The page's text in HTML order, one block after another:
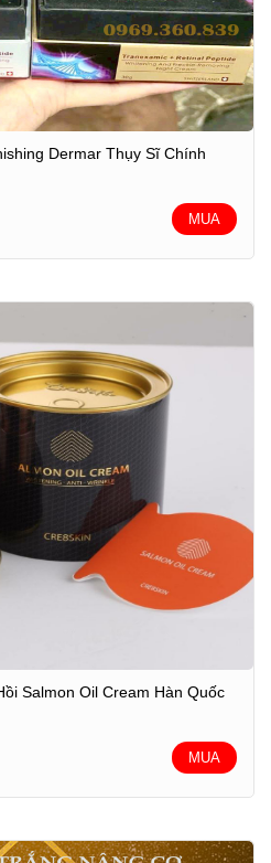
Dermar Thụy Sĩ Chính
MUA
Salmon Oil Cream Hàn Quốc
MUA